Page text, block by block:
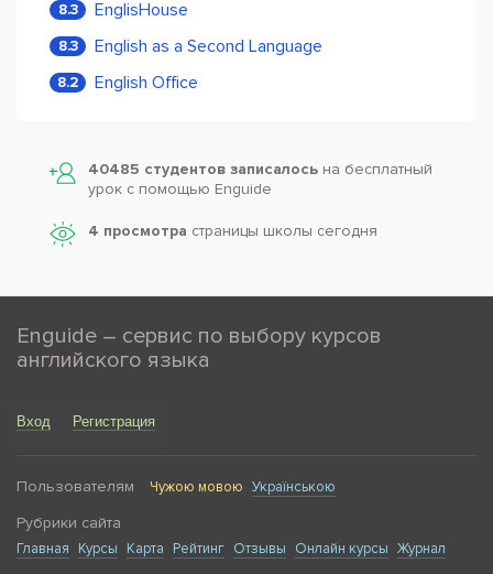
8.3 EnglisHouse
8.3 English as a Second Language
8.2 English Office
40485 студентов записалось на бесплатный
урок с помощью Enguide
4 просмотра страницы школы сегодня
Enguide – сервис по выбору курсов
английского языка
Вход Регистрация
Пользователям Чужою мовою Українською
Рубрики сайта
Главная Курсы Карта Рейтинг Отзывы Онлайн курсы Журнал